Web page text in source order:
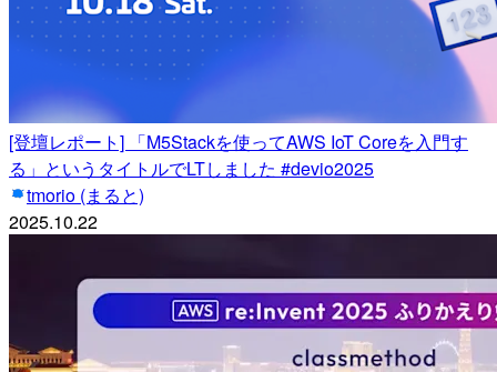
[登壇レポート] 「M5Stackを使ってAWS IoT Coreを入門す
る」というタイトルでLTしました #devio2025
tmorio (まると)
2025.10.22